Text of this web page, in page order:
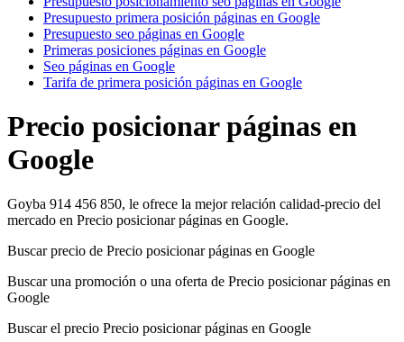
Presupuesto primera posición páginas en Google
Presupuesto seo páginas en Google
Primeras posiciones páginas en Google
Seo páginas en Google
Tarifa de primera posición páginas en Google
Precio posicionar páginas en
Google
Goyba 914 456 850, le ofrece la mejor relación calidad-precio del
mercado en Precio posicionar páginas en Google.
Buscar precio de Precio posicionar páginas en Google
Buscar una promoción o una oferta de Precio posicionar páginas en
Google
Buscar el precio Precio posicionar páginas en Google